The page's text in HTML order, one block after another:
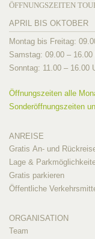
ÖFFNUNGSZEITEN
APRIL BIS OKTOBER
Montag bis Freitag:
Samstag: 09.00 – 16.00
Sonntag: 11.00 – 16.00
Öffnungszeiten alle
Sonderöffnungszeiten
ANREISE
Gratis An- und
Lage &
Gratis parkieren
Öffentliche
ORGANISATION
Team